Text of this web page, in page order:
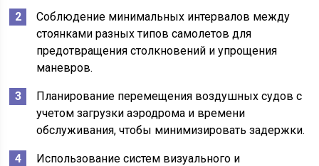
Соблюдение минимальных интервалов между
стоянками разных типов самолетов для
предотвращения столкновений и упрощения
маневров.
Планирование перемещения воздушных судов с
учетом загрузки аэродрома и времени
обслуживания, чтобы минимизировать задержки.
Использование систем визуального и